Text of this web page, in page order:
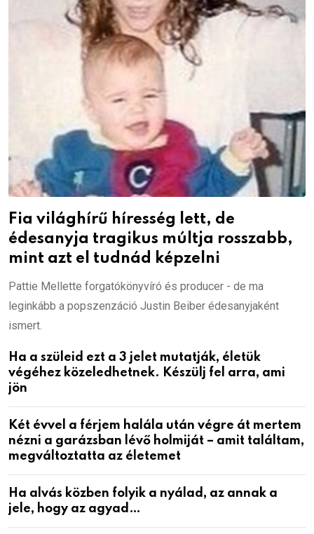
Fia világhírű híresség lett, de
édesanyja tragikus múltja rosszabb,
mint azt el tudnád képzelni
Pattie Mellette forgatókönyvíró és producer - de ma
leginkább a popszenzáció Justin Beiber édesanyjaként
ismert.
Ha a szüleid ezt a 3 jelet mutatják, életük
végéhez közeledhetnek. Készülj fel arra, ami
jön
Két évvel a férjem halála után végre át mertem
nézni a garázsban lévő holmiját – amit találtam,
megváltoztatta az életemet
Ha alvás közben folyik a nyálad, az annak a
jele, hogy az agyad…